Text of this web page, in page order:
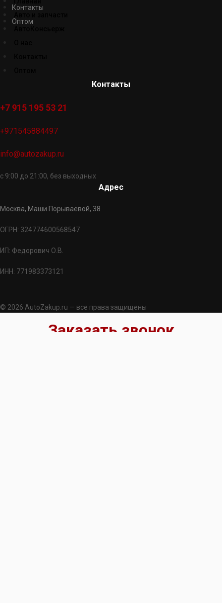
Контакты
Оптом
Контакты
+7 915 195 53 21
+971545884497
info@autozakup.ru
с 9:00 до 21:00, без выходных
Адрес
Москва, Маши Порываевой, 38
ОГРН: 324774600568547
ИП: Федорович О.В.
ИНН: 771983373121
© 2026 AutoZakup.ru — все права защищены
Заказать звонок